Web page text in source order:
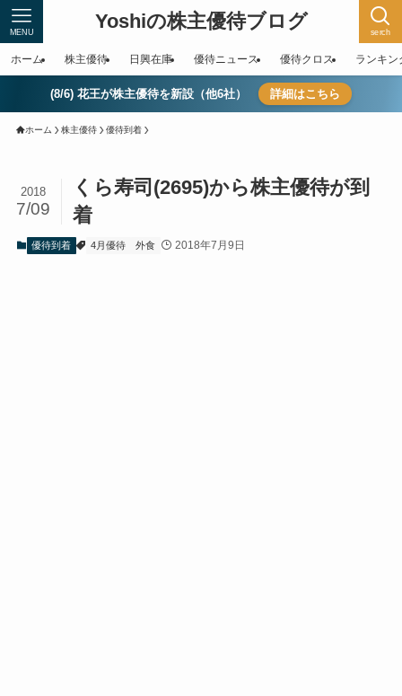
Yoshiの株主優待ブログ serch
MENU
ホーム 株主優待 日興在庫 優待ニュース 優待クロス ランキン
(8/6) 花王が株主優待を新設（他6社） 詳細はこちら
ホーム 株主優待 優待到着
くら寿司(2695)から株主優待が到
着
2018
7/09
優待到着 4月優待 外食 2018年7月9日